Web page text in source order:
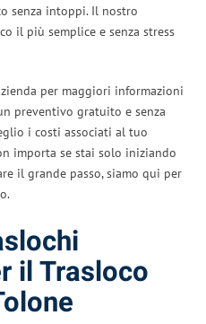
senza intoppi. Il nostro
il più semplice e senza stress
per maggiori informazioni
preventivo gratuito e senza
i costi associati al tuo
importa se stai solo iniziando
il grande passo, siamo qui per
il Trasloco